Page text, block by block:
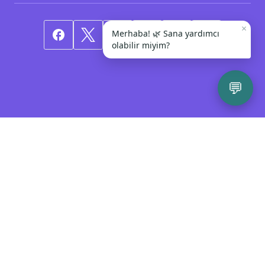
💬
×
Merhaba! 🌿 Sana yardımcı
olabilir miyim?